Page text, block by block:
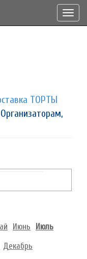
Июнь Июль
Декабрь